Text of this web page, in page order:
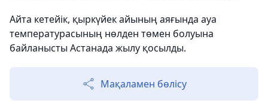
Айта кетейік, қыркүйек айының аяғында ауа
температурасының нөлден төмен болуына
байланысты Астанада жылу қосылды.
Мақаламен бөлісу